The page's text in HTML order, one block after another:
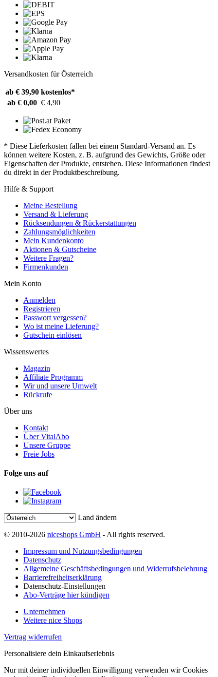
Versandkosten für Österreich
ab € 39,90 kostenlos*
ab € 0,00 € 4,90
* Diese Lieferkosten fallen bei einem Standard-Versand an. Es
können weitere Kosten, z. B. aufgrund des Gewichts, Größe oder
Eigenschaften der Produkte, entstehen. Diese Informationen findest
du direkt in der Produktbeschreibung.
Hilfe & Support
Meine Bestellung
Versand & Lieferung
Rücksendungen & Rückerstattungen
Zahlungsmöglichkeiten
Mein Kundenkonto
Aktionen & Gutscheine
Weitere Fragen?
Firmenkunden
Mein Konto
Anmelden
Registrieren
Passwort vergessen?
Wo ist meine Lieferung?
Gutschein einlösen
Wissenswertes
Magazin
Affiliate Programm
Wir und unsere Umwelt
Rückrufe
Über uns
Kontakt
Über VitalAbo
Unsere Gruppe
Freie Jobs
Folge uns auf
Land ändern
© 2010-2026 niceshops GmbH - All rights reserved.
Impressum und Nutzungsbedingungen
Datenschutz
Allgemeine Geschäftsbedingungen und Widerrufsbelehrung
Barrierefreiheitserklärung
Datenschutz-Einstellungen
Abo-Verträge hier kündigen
Unternehmen
Weitere nice Shops
Vertrag widerrufen
Personalisiere dein Einkaufserlebnis
Nur mit deiner individuellen Einwilligung verwenden wir Cookies